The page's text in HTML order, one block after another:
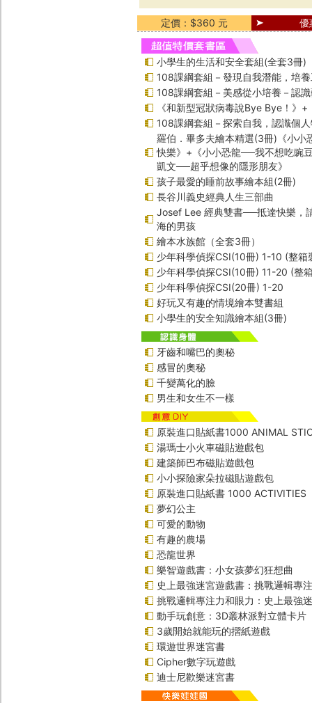
定價：$360 元 優
小學生的生活和安全套組(全套3冊)
108課綱套組－發現自我潛能，培
108課綱套組－美感從小培養－認
《和新型冠狀病毒說Bye Bye！》
108課綱套組－探索自我，認識個
羅伯．畢多夫繪本精選(3冊)《小小
快樂》+《小小恐龍──我不想吃豌
凱文──超乎想像的隱形朋友》
孩子最愛的睡前故事繪本組(2冊)
長谷川義史經典人生三部曲
Josef Lee 經典雙書──抵達快樂，
海的男孩
繪本水族館（全套3冊）
少年科學偵探CSI(10冊) 1-10 (整箱
少年科學偵探CSI(10冊) 11-20 (整
少年科學偵探CSI(20冊) 1-20
好玩又有趣的情境繪本雙書組
小學生的安全知識繪本組(3冊)
牙齒和嘴巴的奧秘
感冒的奧秘
千變萬化的臉
男生和女生不一樣
原裝進口貼紙書1000 ANIMAL
湯瑪士小火車磁貼遊戲包
建築師巴布磁貼遊戲包
小小探險家朵拉磁貼遊戲包
原裝進口貼紙書 1000 ACTIVITIES
夢幻公主
可愛的動物
有趣的農場
恐龍世界
樂智遊戲書：小女孩夢幻狂想曲
史上最強迷宮遊戲書：挑戰邏輯專
挑戰邏輯專注力和眼力：史上最強
動手玩創意：3D叢林派對立體卡片
3歲開始就能玩的摺紙遊戲
環遊世界迷宮書
Cipher數字玩遊戲
迪士尼歡樂迷宮書